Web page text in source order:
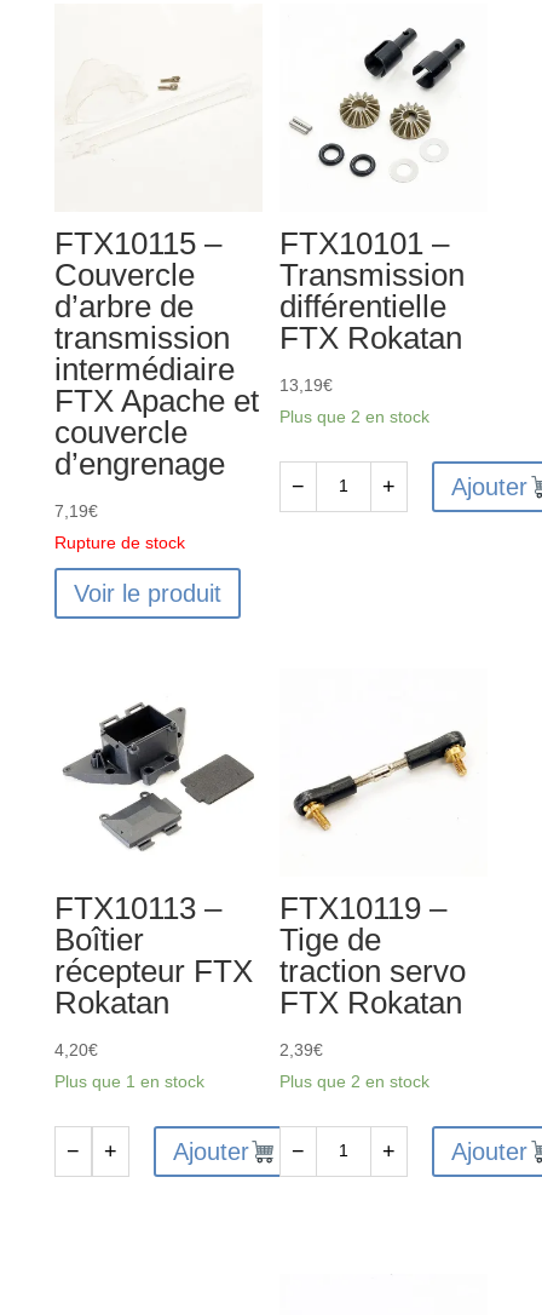
FTX10115 –
Couvercle
d’arbre de
transmission
intermédiaire
FTX Apache et
couvercle
d’engrenage
7,19€
Rupture de stock
Voir le produit
FTX10101 –
Transmission
différentielle
FTX Rokatan
13,19€
Plus que 2 en stock
− + Ajouter
FTX10113 –
Boîtier
récepteur FTX
Rokatan
4,20€
Plus que 1 en stock
− + Ajouter
FTX10119 –
Tige de
traction servo
FTX Rokatan
2,39€
Plus que 2 en stock
− + Ajouter